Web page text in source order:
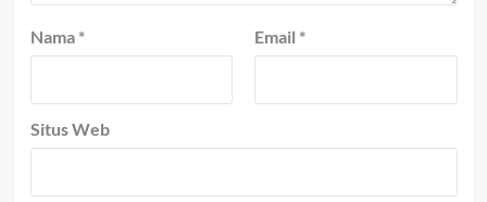
Nama * Email *
Situs Web